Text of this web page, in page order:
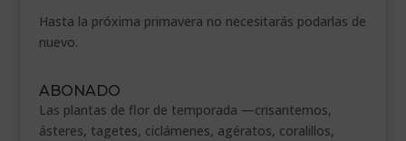
Hasta la próxima primavera no necesitarás podarlas de
nuevo.
ABONADO
Las plantas de flor de temporada —crisantemos,
ásteres, tagetes, ciclámenes, agératos, coralillos,